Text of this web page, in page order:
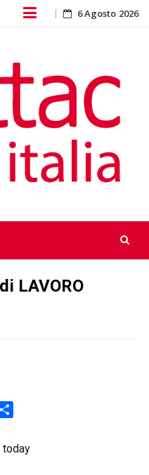
Skip
content
6 Agosto 2026
LAVORO
today